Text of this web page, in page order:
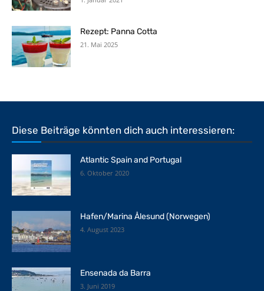
Rezept: Panna Cotta
21. Mai 2025
Diese Beiträge könnten dich auch interessieren:
Atlantic Spain and Portugal
6. Oktober 2020
Hafen/Marina Ålesund (Norwegen)
4. August 2023
Ensenada da Barra
3. Juni 2019